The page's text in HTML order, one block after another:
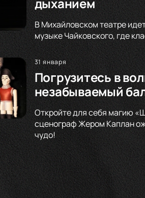
В Михайловском театре
музыке Чайковского, где
31 января
Погрузитесь в
незабываемый
Откройте для себя магию
сценограф Жером Каплан
чудо!